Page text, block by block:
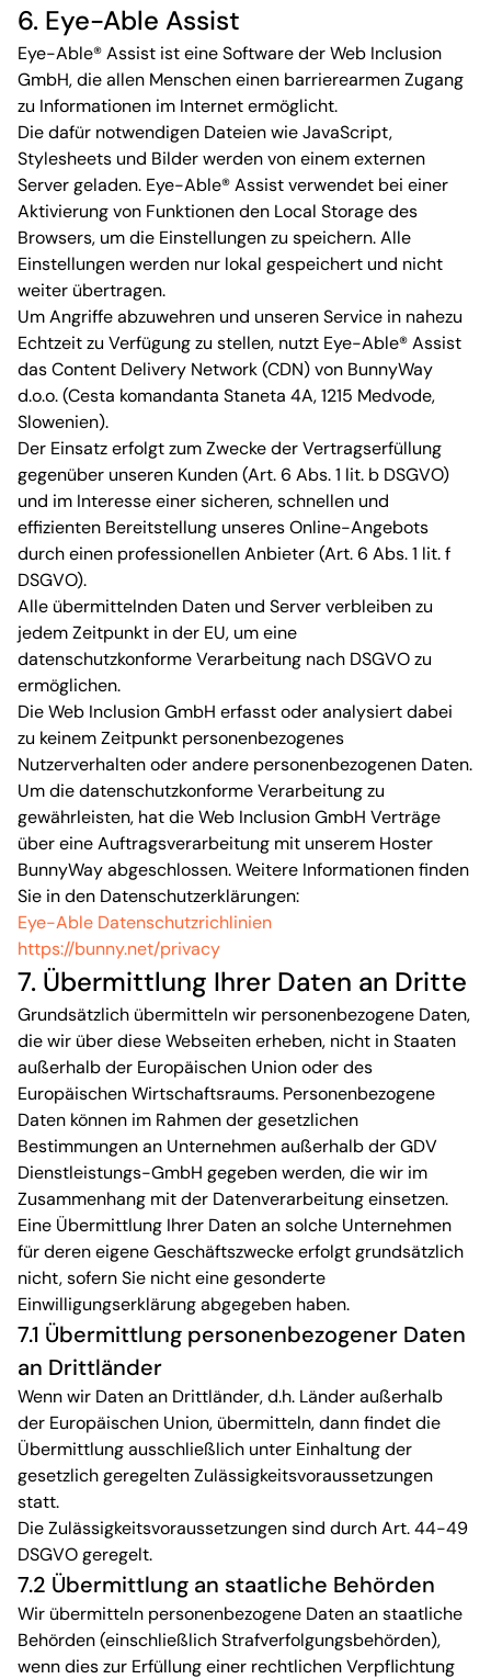
6. Eye-Able Assist
Eye-Able® Assist ist eine Software der Web Inclusion
GmbH, die allen Menschen einen barrierearmen Zugang
zu Informationen im Internet ermöglicht.
Die dafür notwendigen Dateien wie JavaScript,
Stylesheets und Bilder werden von einem externen
Server geladen. Eye-Able® Assist verwendet bei einer
Aktivierung von Funktionen den Local Storage des
Browsers, um die Einstellungen zu speichern. Alle
Einstellungen werden nur lokal gespeichert und nicht
weiter übertragen.
Um Angriffe abzuwehren und unseren Service in nahezu
Echtzeit zu Verfügung zu stellen, nutzt Eye-Able® Assist
das Content Delivery Network (CDN) von BunnyWay
d.o.o. (Cesta komandanta Staneta 4A, 1215 Medvode,
Slowenien).
Der Einsatz erfolgt zum Zwecke der Vertragserfüllung
gegenüber unseren Kunden (Art. 6 Abs. 1 lit. b DSGVO)
und im Interesse einer sicheren, schnellen und
effizienten Bereitstellung unseres Online-Angebots
durch einen professionellen Anbieter (Art. 6 Abs. 1 lit. f
DSGVO).
Alle übermittelnden Daten und Server verbleiben zu
jedem Zeitpunkt in der EU, um eine
datenschutzkonforme Verarbeitung nach DSGVO zu
ermöglichen.
Die Web Inclusion GmbH erfasst oder analysiert dabei
zu keinem Zeitpunkt personenbezogenes
Nutzerverhalten oder andere personenbezogenen Daten.
Um die datenschutzkonforme Verarbeitung zu
gewährleisten, hat die Web Inclusion GmbH Verträge
über eine Auftragsverarbeitung mit unserem Hoster
BunnyWay abgeschlossen. Weitere Informationen finden
Sie in den Datenschutzerklärungen:
Eye-Able Datenschutzrichlinien
https://bunny.net/privacy
7. Übermittlung Ihrer Daten an Dritte
Grundsätzlich übermitteln wir personenbezogene Daten,
die wir über diese Webseiten erheben, nicht in Staaten
außerhalb der Europäischen Union oder des
Europäischen Wirtschaftsraums. Personenbezogene
Daten können im Rahmen der gesetzlichen
Bestimmungen an Unternehmen außerhalb der GDV
Dienstleistungs-GmbH gegeben werden, die wir im
Zusammenhang mit der Datenverarbeitung einsetzen.
Eine Übermittlung Ihrer Daten an solche Unternehmen
für deren eigene Geschäftszwecke erfolgt grundsätzlich
nicht, sofern Sie nicht eine gesonderte
Einwilligungserklärung abgegeben haben.
7.1 Übermittlung personenbezogener Daten
an Drittländer
Wenn wir Daten an Drittländer, d.h. Länder außerhalb
der Europäischen Union, übermitteln, dann findet die
Übermittlung ausschließlich unter Einhaltung der
gesetzlich geregelten Zulässigkeitsvoraussetzungen
statt.
Die Zulässigkeitsvoraussetzungen sind durch Art. 44-49
DSGVO geregelt.
7.2 Übermittlung an staatliche Behörden
Wir übermitteln personenbezogene Daten an staatliche
Behörden (einschließlich Strafverfolgungsbehörden),
wenn dies zur Erfüllung einer rechtlichen Verpflichtung